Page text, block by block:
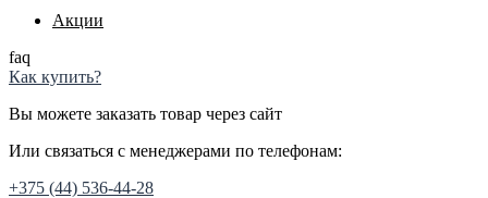
Акции
faq
Как купить?
Вы можете заказать товар через сайт
Или связаться с менеджерами по телефонам:
+375 (44) 536-44-28